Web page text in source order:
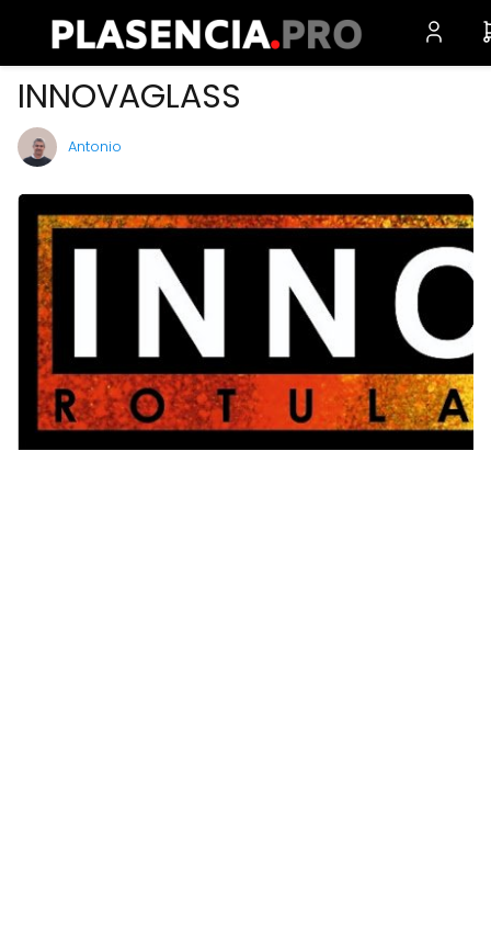
INNOVAGLASS
Antonio